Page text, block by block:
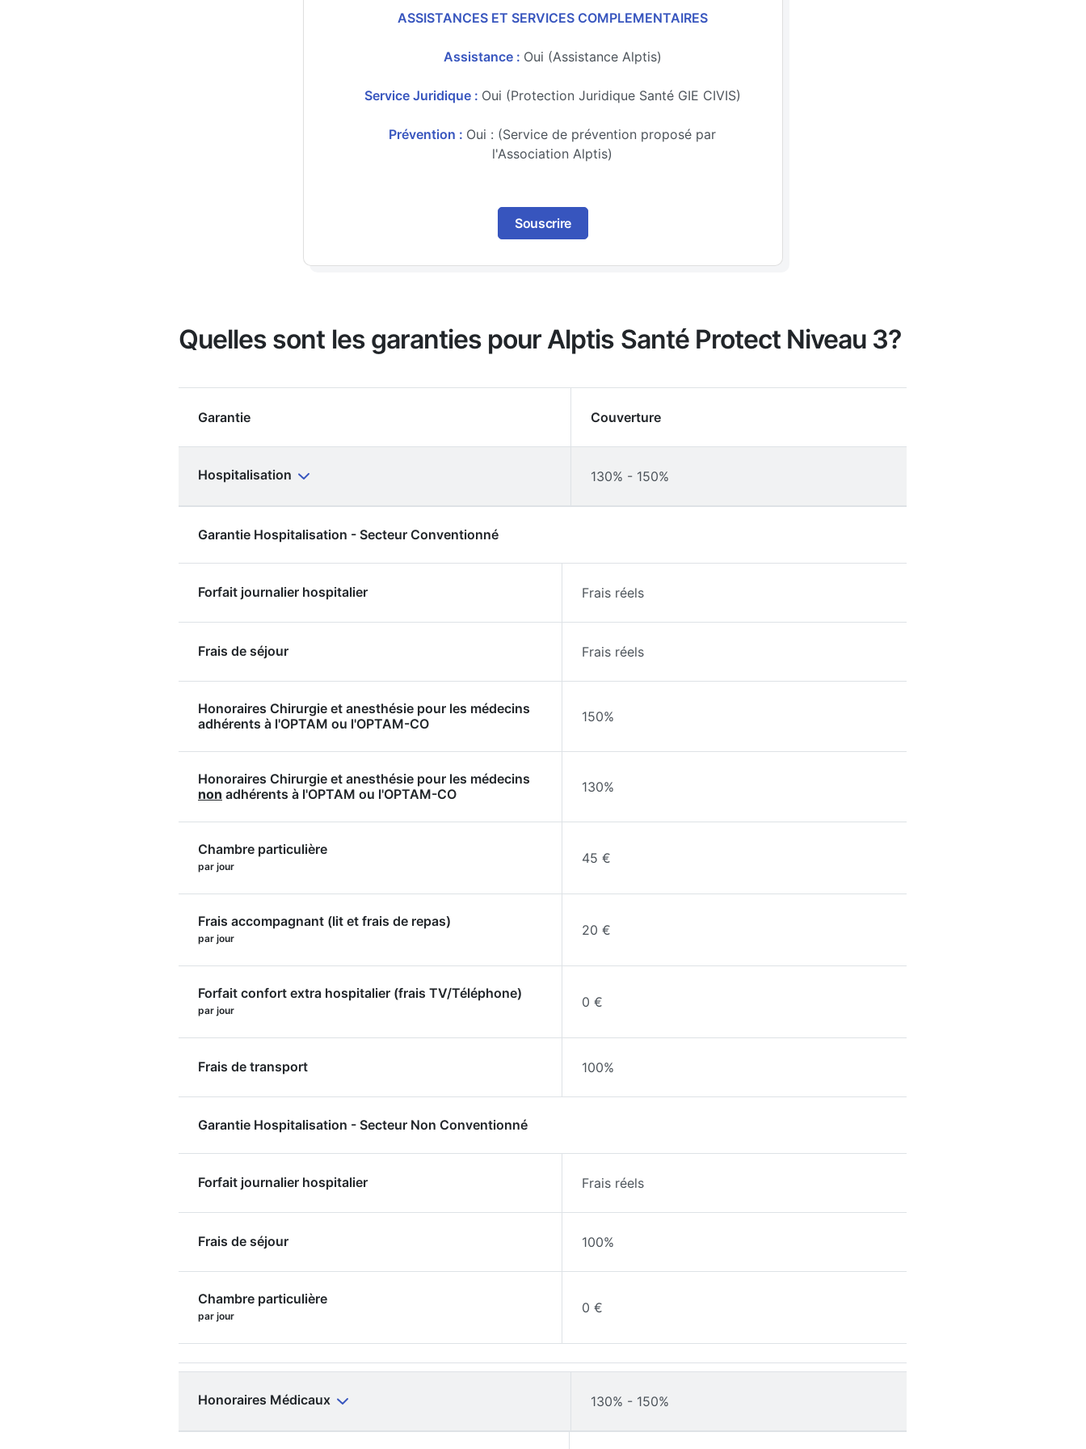
ASSISTANCES ET SERVICES COMPLEMENTAIRES
Assistance : Oui (Assistance Alptis)
Service Juridique : Oui (Protection Juridique Santé GIE CIVIS)
Prévention : Oui : (Service de prévention proposé par
l'Association Alptis)
Souscrire
Quelles sont les garanties pour Alptis Santé Protect Niveau 3?
Garantie Couverture
Hospitalisation 130% - 150%
Garantie Hospitalisation - Secteur Conventionné
Forfait journalier hospitalier Frais réels
Frais de séjour Frais réels
Honoraires Chirurgie et anesthésie pour les médecins
adhérents à l'OPTAM ou l'OPTAM-CO
150%
Honoraires Chirurgie et anesthésie pour les médecins
non adhérents à l'OPTAM ou l'OPTAM-CO 130%
Chambre particulière
par jour
45 €
Frais accompagnant (lit et frais de repas)
par jour
20 €
Forfait confort extra hospitalier (frais TV/Téléphone)
par jour
0 €
Frais de transport 100%
Garantie Hospitalisation - Secteur Non Conventionné
Forfait journalier hospitalier Frais réels
Frais de séjour 100%
Chambre particulière
par jour
0 €
Honoraires Médicaux 130% - 150%